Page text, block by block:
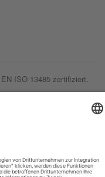
ISO 13485 zertifiziert.